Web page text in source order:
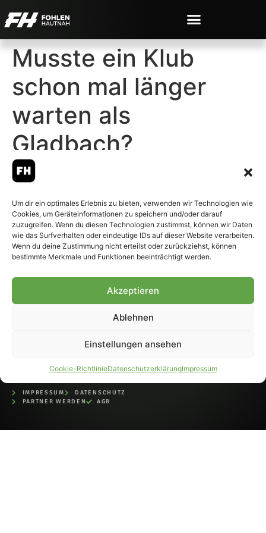
Um dir ein optimales Erlebnis zu bieten, verwenden wir Technologien wie
Cookies, um Geräteinformationen zu speichern und/oder darauf
zuzugreifen. Wenn du diesen Technologien zustimmst, können wir Daten
wie das Surfverhalten oder eindeutige IDs auf dieser Website verarbeiten.
Wenn du deine Zustimmung nicht erteilst oder zurückziehst, können
bestimmte Merkmale und Funktionen beeinträchtigt werden.
Akzeptieren
Ablehnen
Einstellungen ansehen
Cookie-RichtlinieDatenschutzerklärungImpressum
Musste ein Klub
schon mal länger
warten als
Gladbach?
© 2007-2026 Fohlen-Hautnah.de
– Alle rechte vorbehalten.
Fohlen-Hautnah.de ist ein
offiziell eingetragenes Magazin
IMPRESSUM
DATENSCHUTZ
PARTNER WERDEN
AGB